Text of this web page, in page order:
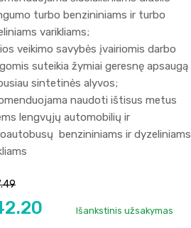
turbo benzininiams ir turbo
varikliams;
veikimo savybės įvairiomis darbo
suteikia žymiai geresnę apsaugą
sintetinės alyvos;
naudoti ištisus metus
lengvųjų automobilių ir
benzininiams ir dyzeliniams
Išankstinis užsakymas